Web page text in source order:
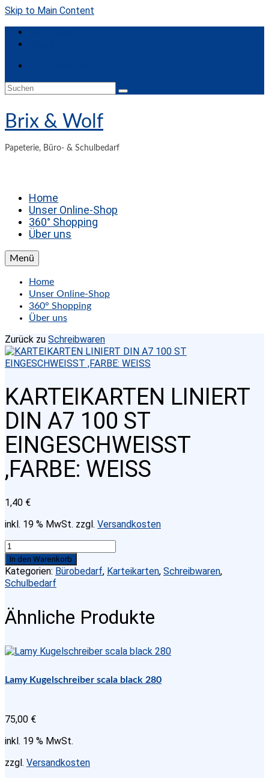
Skip to Main Content
Suche
Brix & Wolf
Papeterie, Büro- & Schulbedarf
Home
Unser Online-Shop
360° Shopping
Über uns
Menü
Home
Unser Online-Shop
360° Shopping
Über uns
Zurück zu Schreibwaren
KARTEIKARTEN LINIERT
DIN A7 100 ST
EINGESCHWEISST
,FARBE: WEISS
1,40 €
inkl. 19 % MwSt. zzgl. Versandkosten
KARTEIKARTEN
LINIERT
DIN
A7
ST
EINGESCHWEISST
Menge
In den Warenkorb
Kategorien: Bürobedarf, Karteikarten, Schreibwaren,
Schulbedarf
Ähnliche Produkte
Lamy Kugelschreiber scala black 280
75,00 €
inkl. 19 % MwSt.
zzgl. Versandkosten